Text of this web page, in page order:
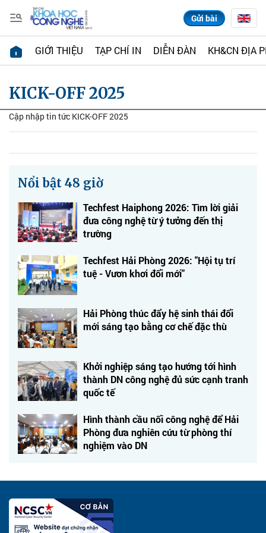
Gửi bài
GIỚI THIỆU TẠP CHÍ IN DIỄN ĐÀN KH&CN ĐỊA
KICK-OFF 2025
Cập nhập tin tức KICK-OFF 2025
Nổi bật 48 giờ
Techfest Haiphong 2026: Tìm lời giải
đưa công nghệ từ ý tưởng đến thị
trường
Techfest Hải Phòng 2026: "Hội tụ trí
tuệ - Vươn khơi đổi mới"
Hải Phòng thúc đẩy hệ sinh thái đổi
mới sáng tạo bằng cơ chế đặc thù
Khởi nghiệp sáng tạo hướng tới hình
thành DN công nghệ đủ sức cạnh tranh
quốc tế
Hình thành cầu nối công nghệ để Hải
Phòng đưa nghiên cứu từ phòng thí
nghiệm vào DN